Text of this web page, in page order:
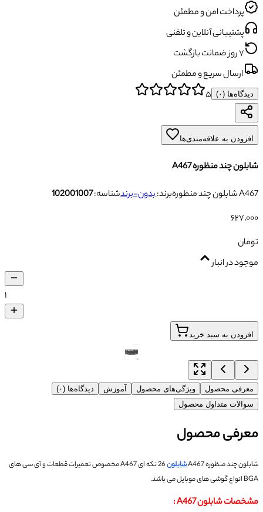
پرداخت امن و مطمئن
پشتیبانی آنلاین و تلفنی
۷ روز ضمانت بازگشت
ارسال سریع و مطمئن
دیدگاه‌ها (۰) ۵
افزودن به علاقه‌مندی‌ها
شابلون چند منظوره A467
شابلون چند منظوره A467
برند:بدون-برندشناسه:102001007
۶۲۷٬۰۰۰
تومان
موجود در انبار
۱
افزودن به سبد خرید
معرفی محصول ویژگی‌های محصول آموزش
دیدگاه‌ها (۰)
سوالات متداول محصول
معرفی محصول
شابلون چند منظوره A467 شابلون
26 تکه ای A467 مخصوص تعمیرات قطعات و آی سی های
BGA انواع گوشی های موبایل می باشد.
مشخصات شابلون A467 :